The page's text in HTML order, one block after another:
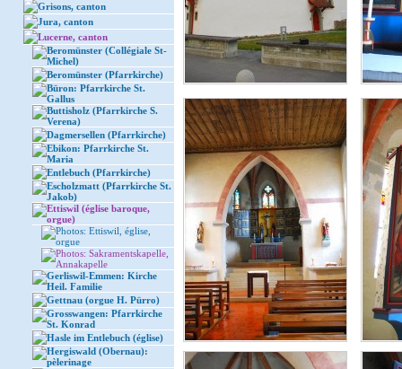
Grisons, canton
Jura, canton
Lucerne, canton
Beromünster (Collégiale St-
Michel)
Beromünster (Pfarrkirche)
Büron: Pfarrkirche St.
Gallus
Buttisholz (Pfarrkirche S.
Verena)
Dagmersellen (Pfarrkirche)
Ebikon: Pfarrkirche St.
Maria
Entlebuch (Pfarrkirche)
Escholzmatt (Pfarrkirche St.
Jakob)
Ettiswil (église baroque,
orgue)
Photos: Ettiswil, église,
orgue
Photos: Sakramentskapelle,
Annakapelle
Gerliswil-Emmen: Kirche
Heil. Familie
Gettnau (orgue H. Pürro)
Grosswangen: Pfarrkirche
St. Konrad
Hasle im Entlebuch (église)
Hergiswald (Obernau):
pèlerinage